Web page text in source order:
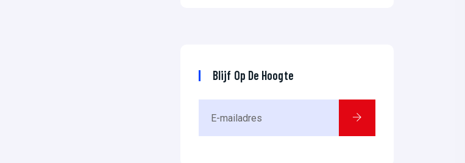
Blijf Op De Hoogte